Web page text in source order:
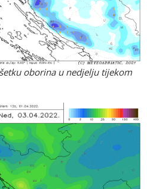
oborina u nedjelju tijekom